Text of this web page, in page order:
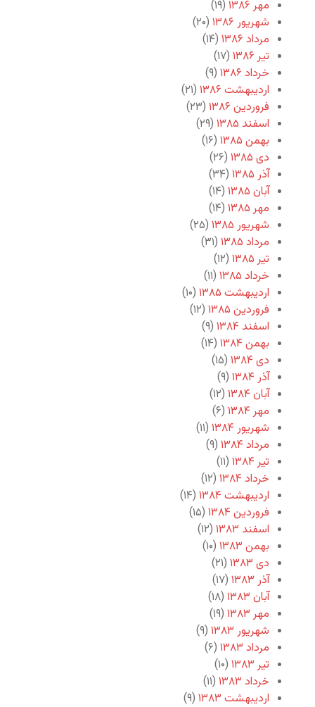
مهر ۱۳۸۶
(۱۹)
شهریور ۱۳۸۶
(۲۰)
مرداد ۱۳۸۶
(۱۴)
تیر ۱۳۸۶
(۱۷)
خرداد ۱۳۸۶
(۹)
اردیبهشت ۱۳۸۶
(۲۱)
فروردین ۱۳۸۶
(۲۳)
اسفند ۱۳۸۵
(۲۹)
بهمن ۱۳۸۵
(۱۶)
دی ۱۳۸۵
(۲۶)
آذر ۱۳۸۵
(۳۴)
آبان ۱۳۸۵
(۱۴)
مهر ۱۳۸۵
(۱۴)
شهریور ۱۳۸۵
(۲۵)
مرداد ۱۳۸۵
(۳۱)
تیر ۱۳۸۵
(۱۲)
خرداد ۱۳۸۵
(۱۱)
اردیبهشت ۱۳۸۵
(۱۰)
فروردین ۱۳۸۵
(۱۲)
اسفند ۱۳۸۴
(۹)
بهمن ۱۳۸۴
(۱۴)
دی ۱۳۸۴
(۱۵)
آذر ۱۳۸۴
(۹)
آبان ۱۳۸۴
(۱۲)
مهر ۱۳۸۴
(۶)
شهریور ۱۳۸۴
(۱۱)
مرداد ۱۳۸۴
(۹)
تیر ۱۳۸۴
(۱۱)
خرداد ۱۳۸۴
(۱۲)
اردیبهشت ۱۳۸۴
(۱۴)
فروردین ۱۳۸۴
(۱۵)
اسفند ۱۳۸۳
(۱۲)
بهمن ۱۳۸۳
(۱۰)
دی ۱۳۸۳
(۲۱)
آذر ۱۳۸۳
(۱۷)
آبان ۱۳۸۳
(۱۸)
مهر ۱۳۸۳
(۱۹)
شهریور ۱۳۸۳
(۹)
مرداد ۱۳۸۳
(۶)
تیر ۱۳۸۳
(۱۰)
خرداد ۱۳۸۳
(۱۱)
اردیبهشت ۱۳۸۳
(۹)